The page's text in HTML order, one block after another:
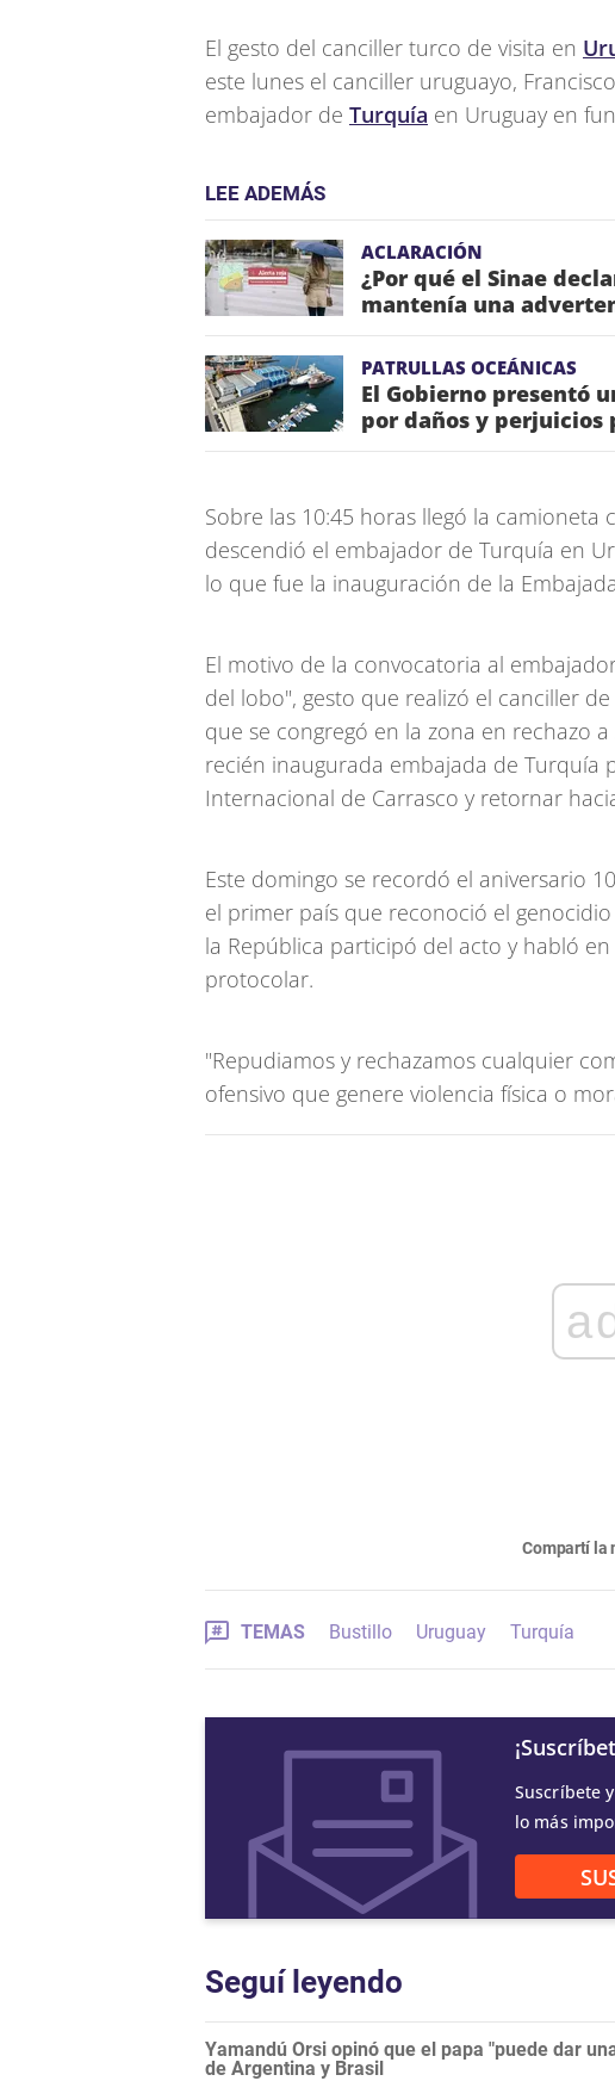
El gesto del canciller turco de visita en
este lunes el canciller uruguayo, Francisco
embajador de Turquía en Uruguay en
LEE ADEMÁS
ACLARACIÓN
¿Por qué el Sinae
mantenía una
PATRULLAS OCEÁNICAS
El Gobierno presentó
por daños y
Sobre las 10:45 horas llegó la
descendió el embajador de Turquía en
lo que fue la inauguración de la
El motivo de la convocatoria al
del lobo", gesto que realizó el canciller
que se congregó en la zona en rechazo
recién inaugurada embajada de Turquía
Internacional de Carrasco y retornar
Este domingo se recordó el aniversario
el primer país que reconoció el
la República participó del acto y habló
protocolar.
"Repudiamos y rechazamos cualquier
ofensivo que genere violencia física o
Compartí la
TEMAS Bustillo Uruguay Turquía
Suscríbete
lo más
Seguí leyendo
Yamandú Orsi opinó que el papa "puede dar
de Argentina y Brasil